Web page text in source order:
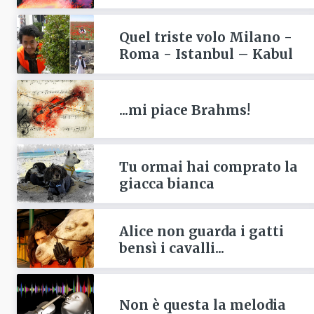
Quel triste volo Milano -
Roma - Istanbul – Kabul
...mi piace Brahms!
Tu ormai hai comprato la
giacca bianca
Alice non guarda i gatti
bensì i cavalli...
Non è questa la melodia